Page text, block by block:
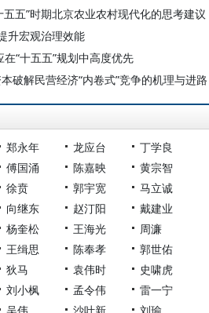
五”时期北京农业农村现代化的思考建议
升宏观治理效能
“十五五”规划中高度优先
破解民营经济“内卷式”竞争的机理与进路
郑永年 龙应台
丁学良
傅国涌 陈嘉映
黄宗智
徐贲 郭宇宽
马立诚
向继东 赵汀阳
戴建业
杨奎松 王海光
周濂
王缉思 陈奉孝
郭世佑
狄马 袁伟时
史啸虎
刘小枫 孟令伟
雷一宁